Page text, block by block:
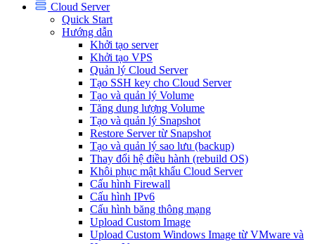
Cloud Server
Quick Start
Hướng dẫn
Khởi tạo server
Khởi tạo VPS
Quản lý Cloud Server
Tạo SSH key cho Cloud Server
Tạo và quản lý Volume
Tăng dung lượng Volume
Tạo và quản lý Snapshot
Restore Server từ Snapshot
Tạo và quản lý sao lưu (backup)
Thay đổi hệ điều hành (rebuild OS)
Khôi phục mật khẩu Cloud Server
Cấu hình Firewall
Cấu hình IPv6
Cấu hình băng thông mạng
Upload Custom Image
Upload Custom Windows Image từ VMware và